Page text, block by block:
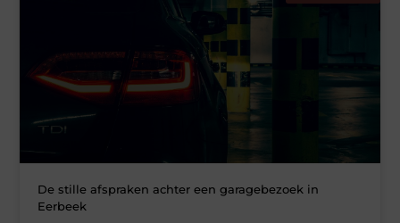
De stille afspraken achter een garagebezoek in
Eerbeek